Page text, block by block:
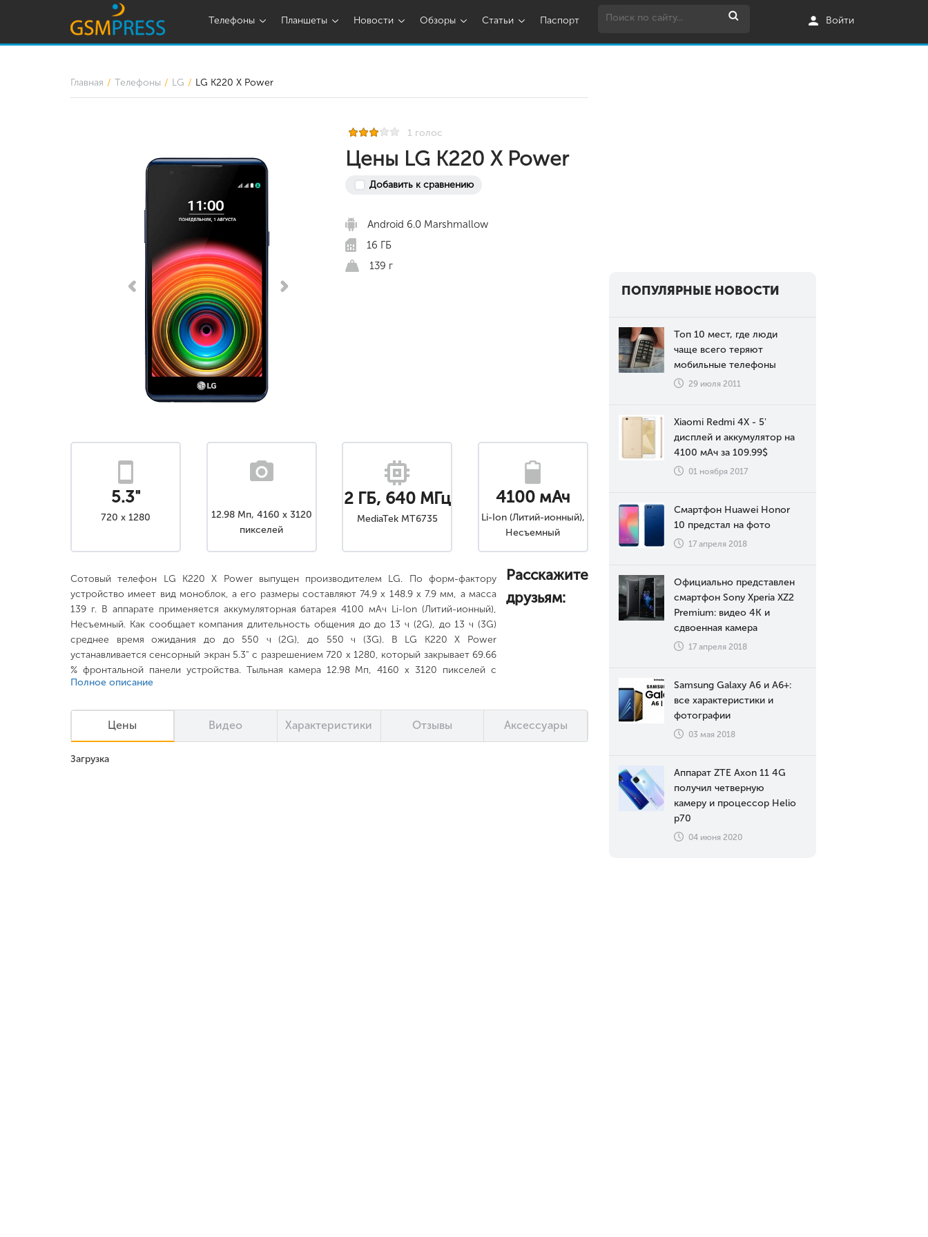
Телефоны Планшеты Новости Обзоры Статьи Паспорт Войти
Главная Телефоны LG LG K220 X Power
1 голос
Цены LG K220 X Power
Добавить к сравнению
Android 6.0 Marshmallow
16 ГБ
139 г
5.3"
720 x 1280
12.98 Мп, 4160 x 3120
пикселей
2 ГБ, 640 МГц
MediaTek MT6735
4100 мАч
Li-Ion (Литий-ионный),
Несъемный
Сотовый телефон LG K220 X Power выпущен производителем LG. По форм-фактору
устройство имеет вид моноблок, а его размеры составляют 74.9 x 148.9 x 7.9 мм, а масса
139 г. В аппарате применяется аккумуляторная батарея 4100 мАч Li-Ion (Литий-ионный),
Несъемный. Как сообщает компания длительность общения до до 13 ч (2G), до 13 ч (3G)
среднее время ожидания до до 550 ч (2G), до 550 ч (3G). В LG K220 X Power
устанавливается сенсорный экран 5.3" с разрешением 720 x 1280, который закрывает 69.66
% фронтальной панели устройства. Тыльная камера 12.98 Мп, 4160 x 3120 пикселей с
разрешением видео 1920 x 1080 пикселей, 2.07 Мп. Передняя камера 5.04 Мп, 2592 x 1944
MT6735, 1300 МГц (мегагерцы), 64 бит. За видеографику отвечает ARM Mali-T720 MP2, 600
МГц, . Ёмкость энергозависимой памяти 2 ГБ, 640 МГц. Величина энергонезависимой
памяти 16 ГБ, расширяется с помощью «флешки» microSD, microSDHC, microSDXC.
Устройство осуществляет работу на программной платформе Android 6.0 Marshmallow.
Полное описание
Расскажите
друзьям:
Цены Видео Характеристики Отзывы Аксессуары
Загрузка
ПОПУЛЯРНЫЕ НОВОСТИ
Топ 10 мест, где люди
чаще всего теряют
мобильные телефоны
29 июля 2011
Xiaomi Redmi 4X - 5'
дисплей и аккумулятор на
4100 мАч за 109.99$
01 ноября 2017
Смартфон Huawei Honor
10 предстал на фото
17 апреля 2018
Официально представлен
смартфон Sony Xperia XZ2
Premium: видео 4К и
сдвоенная камера
17 апреля 2018
Samsung Galaxy A6 и A6+:
все характеристики и
фотографии
03 мая 2018
Аппарат ZTE Axon 11 4G
получил четверную
камеру и процессор Helio
p70
04 июня 2020